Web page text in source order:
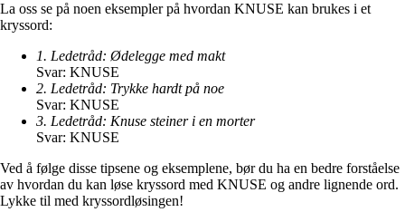
La oss se på noen eksempler på hvordan KNUSE kan brukes i et
kryssord:
1. Ledetråd: Ødelegge med makt
Svar: KNUSE
2. Ledetråd: Trykke hardt på noe
Svar: KNUSE
3. Ledetråd: Knuse steiner i en morter
Svar: KNUSE
Ved å følge disse tipsene og eksemplene, bør du ha en bedre forståelse
av hvordan du kan løse kryssord med KNUSE og andre lignende ord.
Lykke til med kryssordløsingen!